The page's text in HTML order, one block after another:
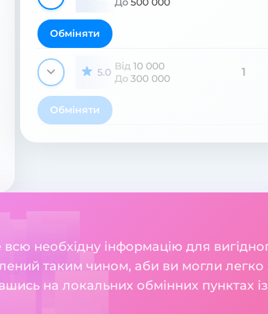
Обміняти
5.0 Від 10 000
До 300 000 1
Обміняти
необхідну інформацію для
таким чином, аби ви могли легко
на локальних обмінних пунктах